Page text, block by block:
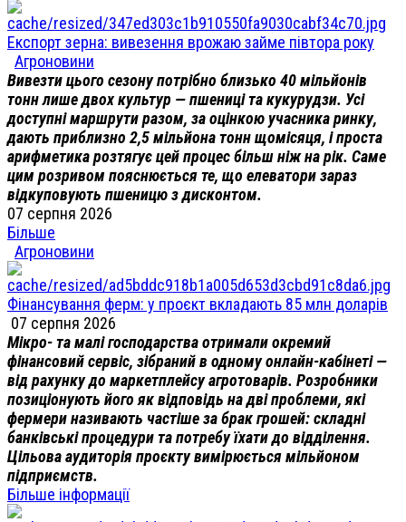
Експорт зерна: вивезення врожаю займе півтора року
Агроновини
Вивезти цього сезону потрібно близько 40 мільйонів
тонн лише двох культур — пшениці та кукурудзи. Усі
доступні маршрути разом, за оцінкою учасника ринку,
дають приблизно 2,5 мільйона тонн щомісяця, і проста
арифметика розтягує цей процес більш ніж на рік. Саме
цим розривом пояснюється те, що елеватори зараз
відкуповують пшеницю з дисконтом.
07 серпня 2026
Більше
Агроновини
Фінансування ферм: у проєкт вкладають 85 млн доларів
07 серпня 2026
Мікро- та малі господарства отримали окремий
фінансовий сервіс, зібраний в одному онлайн-кабінеті —
від рахунку до маркетплейсу агротоварів. Розробники
позиціонують його як відповідь на дві проблеми, які
фермери називають частіше за брак грошей: складні
банківські процедури та потребу їхати до відділення.
Цільова аудиторія проєкту вимірюється мільйоном
підприємств.
Більше інформації